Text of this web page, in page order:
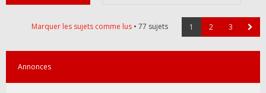
Marquer les sujets comme lus • 77 sujets 1 2 3
Annonces